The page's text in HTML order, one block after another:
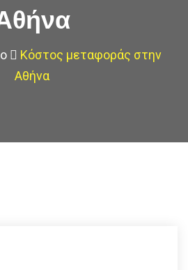
Κόστος μεταφοράς στην
Αθήνα